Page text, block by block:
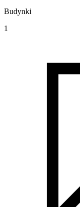
Budynki
1